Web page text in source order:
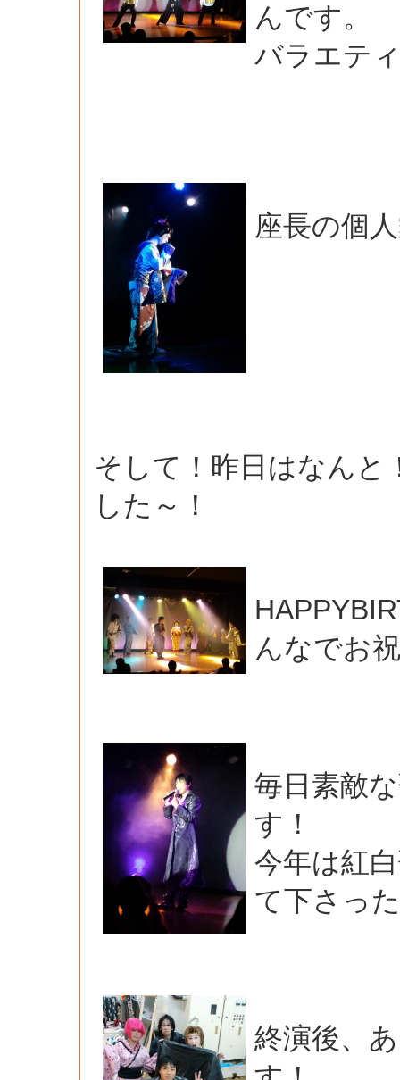
んです。
バラエテ
座長の個
そして！昨日はなんと
した～！
んなでお
毎日素敵
す！
今年は紅
て下さっ
終演後、